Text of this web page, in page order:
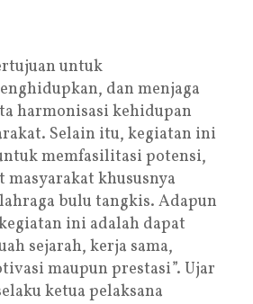
untuk
dan menjaga
harmonisasi kehidupan
Selain itu, kegiatan ini
memfasilitasi potensi,
khususnya
bulu tangkis. Adapun
ini adalah dapat
sejarah, kerja sama,
maupun prestasi”. Ujar
ketua pelaksana